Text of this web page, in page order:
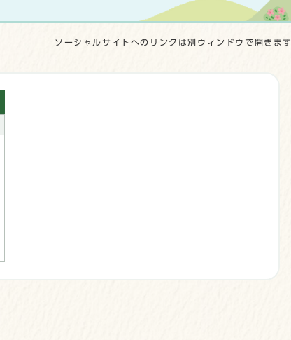
ソーシャルサイトへのリンクは別ウィンドウで開きます